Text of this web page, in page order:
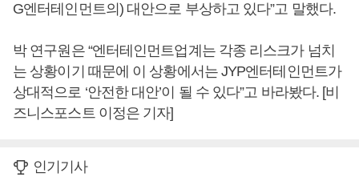
G엔터테인먼트의) 대안으로 부상하고 있다”고 말했다.
박 연구원은 “엔터테인먼트업계는 각종 리스크가 넘치
는 상황이기 때문에 이 상황에서는 JYP엔터테인먼트가
상대적으로 ‘안전한 대안’이 될 수 있다”고 바라봤다. [비
즈니스포스트 이정은 기자]
인기기사